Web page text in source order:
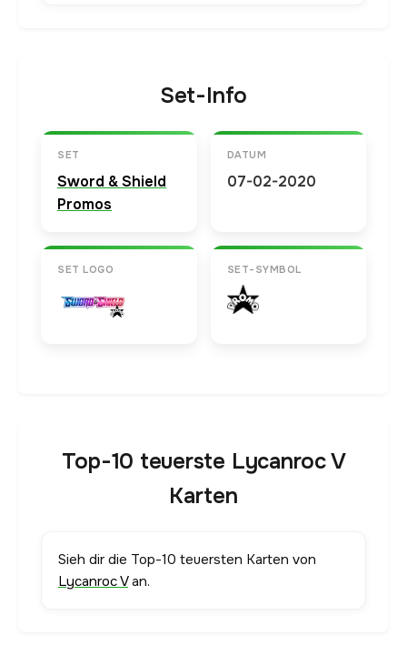
Set-Info
SET
Sword & Shield
Promos
DATUM
07-02-2020
SET LOGO SET-SYMBOL
Top-10 teuerste Lycanroc V
Karten
Sieh dir die Top-10 teuersten Karten von
Lycanroc Van.